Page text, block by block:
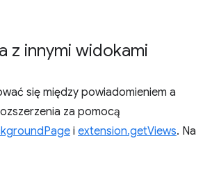
z innymi widokami
się między powiadomieniem a
za pomocą
i extension.getViews. Na